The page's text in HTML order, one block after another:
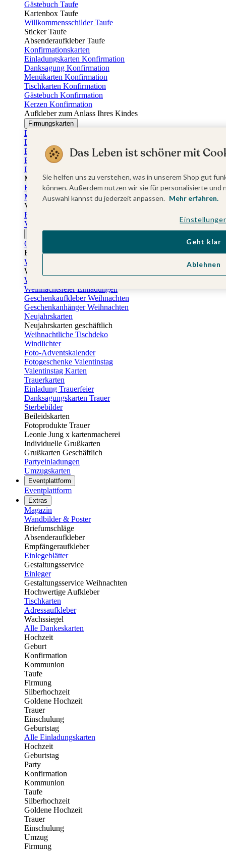
Gästebuch Taufe
Kartenbox Taufe
Willkommensschilder Taufe
Sticker Taufe
Absenderaufkleber Taufe
Konfirmationskarten
Einladungskarten Konfirmation
Danksagung Konfirmation
Menükarten Konfirmation
Tischkarten Konfirmation
Gästebuch Konfirmation
Kerzen Konfirmation
Aufkleber zum Anlass Ihres Kindes
Firmungskarten
Einladungskarten Firmung
Dankeskarten Firmung
Einschulungskarten
Einladungskarten Einschulung
Danksagung Einschulung
Muttertag
Fotogeschenke Muttertag
Muttertagskarten
Vatertag
Fotogeschenke Vatertag
Vatertagskarten
Ostern
Osterkarten
Fotogeschenke zu Ostern
Weihnachtskarten
Weihnachtskarten selbst gestalten
Weihnachtskarten geschäftlich
Weihnachtsfeier Einladungen
Geschenkaufkleber Weihnachten
Geschenkanhänger Weihnachten
Neujahrskarten
Neujahrskarten geschäftlich
Weihnachtliche Tischdeko
Windlichter
Foto-Adventskalender
Fotogeschenke Valentinstag
Valentinstag Karten
Trauerkarten
Einladung Trauerfeier
Danksagungskarten Trauer
Sterbebilder
Beileidskarten
Fotoprodukte Trauer
Leonie Jung x kartenmacherei
Individuelle Grußkarten
Grußkarten Geschäftlich
Partyeinladungen
Umzugskarten
Eventplattform
Eventplattform
Extras
Magazin
Wandbilder & Poster
Briefumschläge
Absenderaufkleber
Empfängeraufkleber
Einlegeblätter
Gestaltungsservice
Einleger
Gestaltungsservice Weihnachten
Hochwertige Aufkleber
Tischkarten
Adressaufkleber
Wachssiegel
Alle Dankeskarten
Hochzeit
Geburt
Konfirmation
Kommunion
Taufe
Firmung
Silberhochzeit
Goldene Hochzeit
Trauer
Einschulung
Geburtstag
Alle Einladungskarten
Hochzeit
Geburtstag
Party
Konfirmation
Kommunion
Taufe
Silberhochzeit
Goldene Hochzeit
Trauer
Einschulung
Umzug
Firmung
Das Leben ist schöner mit
Sie helfen uns zu verstehen, was in unserem Shop gut
können. Außerdem nutzen wir sie für personalisierte
Auswahl kannst du jederzeit anpassen. Mehr erfahren.
Ablehnen
Geht klar